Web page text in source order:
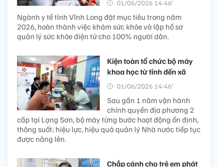
01/06/2026 14:46’
Ngành y tế tỉnh Vĩnh Long đặt mục tiêu trong năm
2026, hoàn thành việc khám sức khỏe và lập hồ sơ
quản lý sức khỏe điện tử cho 100% người dân.
Kiện toàn tổ chức bộ máy
khoa học từ tỉnh đến xã
01/06/2026 14:46’
Sau gần 1 năm vận hành
chính quyền địa phương 2
cấp tại Lạng Sơn, bộ máy từng bước hoạt động ổn định,
thông suốt; hiệu lực, hiệu quả quản lý Nhà nước tiếp tục
được nâng lên.
Chắp cánh cho trẻ em phát